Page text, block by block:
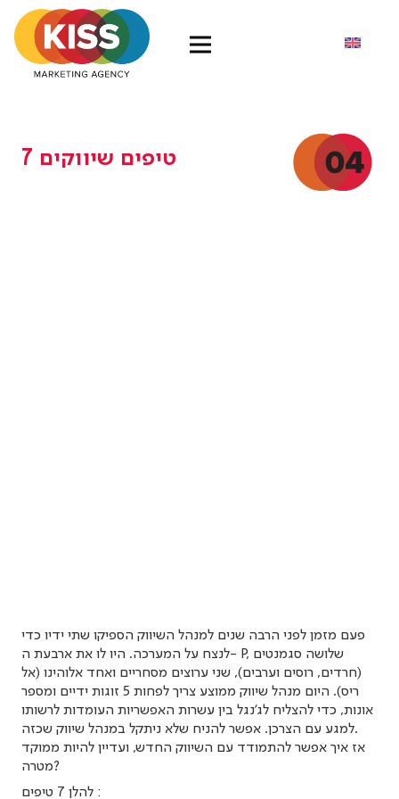
7 טיפים שיווקים
פעם מזמן לפני הרבה שנים למנהל השיווק הספיקו שתי ידיו כדי
לנצח על המערכה. היו לו את ארבעת ה- P, שלושה סגמנטים
(חרדים, רוסים וערבים), שני ערוצים מסחריים ואחד אלוהינו (אל
ריס). היום מנהל שיווק ממוצע צריך לפחות 5 זוגות ידיים ומספר
אונות, כדי להצליח לג’נגל בין עשרות האפשריות העומדות לרשותו
למגע עם הצרכן. אפשר להניח שלא ניתקל במנהל שיווק שכזה.
אז איך אפשר להתמודד עם השיווק החדש, ועדיין להיות ממוקד
מטרה?
להלן 7 טיפים :